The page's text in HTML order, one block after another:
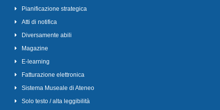
Pianificazione strategica
Atti di notifica
Diversamente abili
Magazine
E-learning
Fatturazione elettronica
Sistema Museale di Ateneo
Solo testo / alta leggibilità